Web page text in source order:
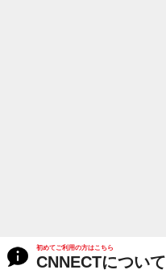
初めてご利用の方はこちら
CNNECTについて